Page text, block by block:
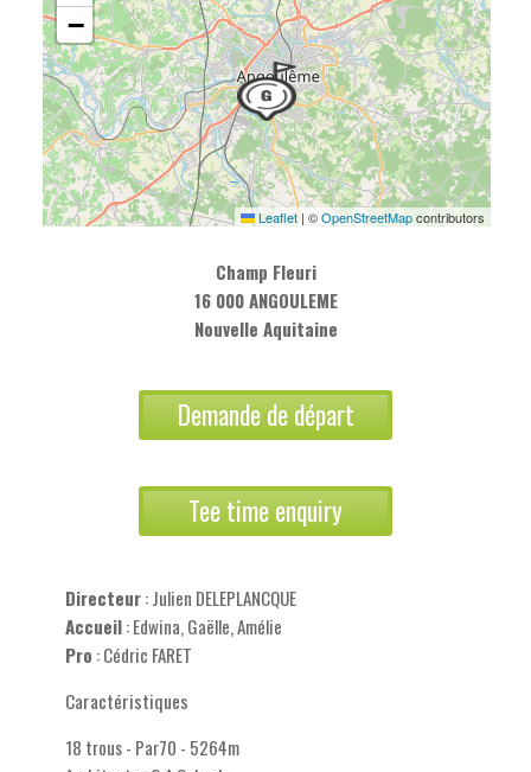
−
Leaflet | ©OpenStreetMapcontributors
Champ Fleuri
16 000 ANGOULEME
Nouvelle Aquitaine
Demande de départ
Tee time enquiry
Directeur: Julien DELEPLANCQUE
Accueil: Edwina, Gaëlle, Amélie
Pro : Cédric FARET
Caractéristiques
18 trous - Par70 - 5264m